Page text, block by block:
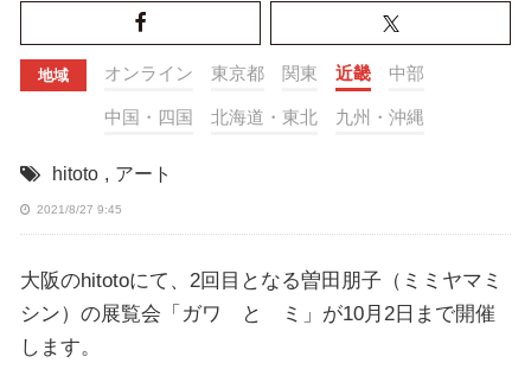
地域 オンライン 東京都 関東 近畿 中部
中国・四国 北海道・東北 九州・沖縄
hitoto , アート
2021/8/27 9:45
大阪のhitotoにて、2回目となる曽田朋子（ミミヤマミ
シン）の展覧会「ガワ と ミ」が10月2日まで開催
します。